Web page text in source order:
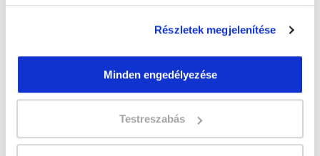
Részletek megjelenítése
Minden engedélyezése
Testreszabás
Jelentkezem!
Végezd elKutyakozmetikus szakképesítés
online tanfolyam - Nyíregyháza
tanfolyamunkat és váltsd valóra az álmaidat!